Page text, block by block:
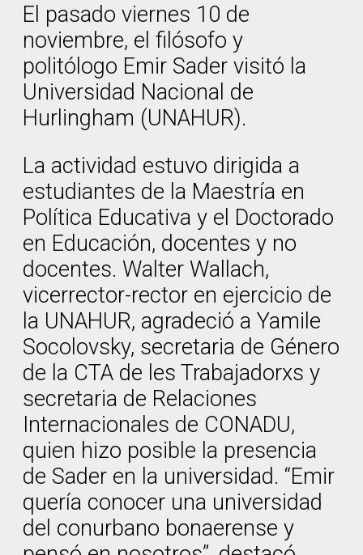
El pasado viernes 10 de
noviembre, el filósofo y
politólogo Emir Sader visitó la
Universidad Nacional de
Hurlingham (UNAHUR).
La actividad estuvo dirigida a
estudiantes de la Maestría en
Política Educativa y el Doctorado
en Educación, docentes y no
docentes. Walter Wallach,
vicerrector-rector en ejercicio de
la UNAHUR, agradeció a Yamile
Socolovsky, secretaria de Género
de la CTA de les Trabajadorxs y
secretaria de Relaciones
Internacionales de CONADU,
quien hizo posible la presencia
de Sader en la universidad. “Emir
quería conocer una universidad
del conurbano bonaerense y